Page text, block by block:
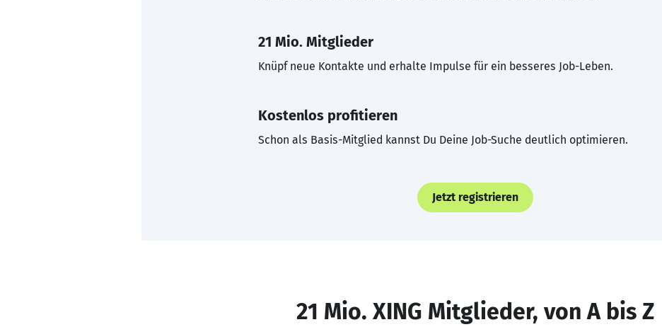
21 Mio. Mitglieder
Knüpf neue Kontakte und erhalte Impulse für ein besseres Job-Leben.
Kostenlos profitieren
Schon als Basis-Mitglied kannst Du Deine Job-Suche deutlich optimieren.
Jetzt registrieren
21 Mio. XING Mitglieder, von A bis Z